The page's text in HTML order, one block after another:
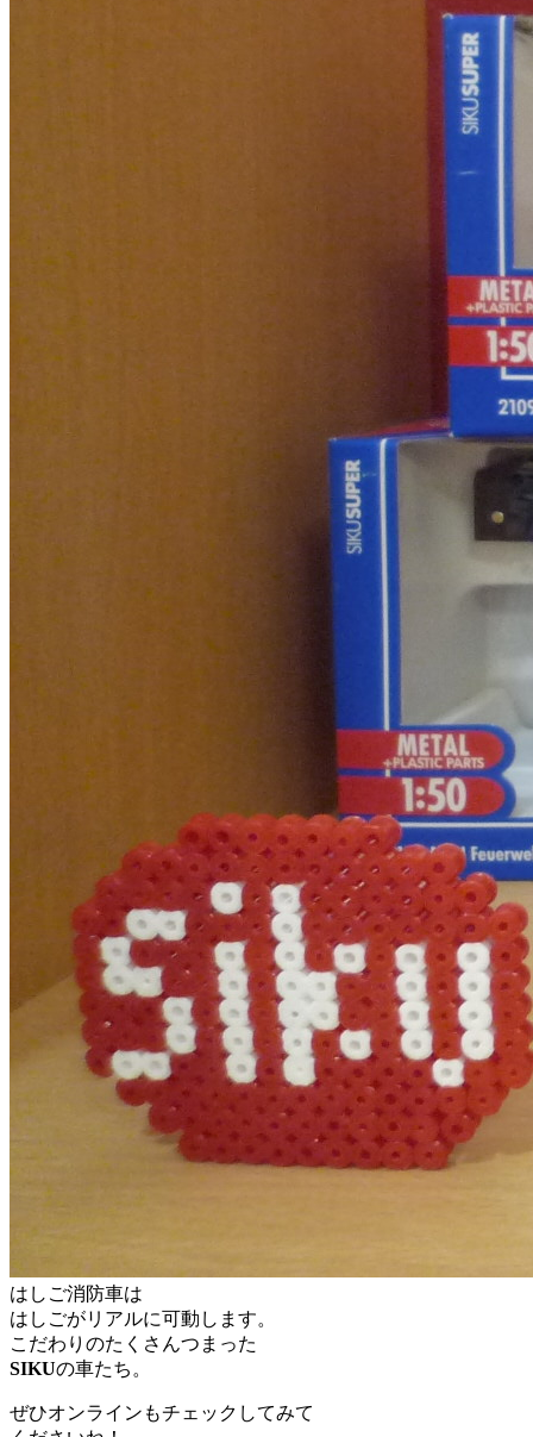
はしご消防車は
はしごがリアルに可動します。
こだわりのたくさんつまった
SIKUの車たち。
ぜひオンラインもチェックしてみて